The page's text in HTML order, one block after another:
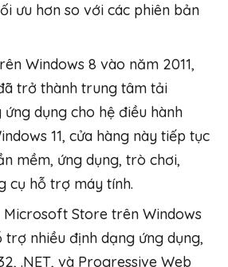
ưu hơn so với các phiên bản
Windows 8 vào năm 2011,
trở thành trung tâm tải
dụng cho hệ điều hành
11, cửa hàng này tiếp tục
mềm, ứng dụng, trò chơi,
cụ hỗ trợ máy tính.
Store trên Windows
trợ nhiều định dạng ứng dụng,
.NET, và Progressive Web